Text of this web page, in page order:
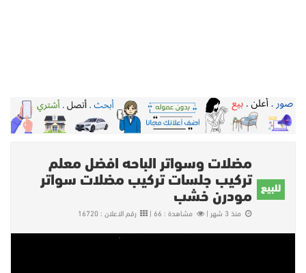
للبيع
مضلات وسواتر الباحه افضل معلم
تركيب جلسات تركيب مضلات سواتر
مودرن خشب
منذ 3 شهر | مشاهدة : 66 | رقم الاعلان : 16720